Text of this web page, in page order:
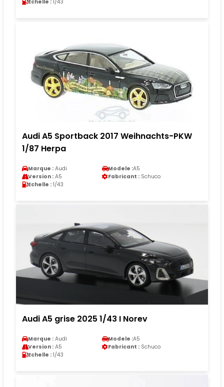
Echelle : 1/43
Audi A5 Sportback 2017 Weihnachts-PKW
1/87 Herpa
Marque : Audi Modele :A5
Version : A5 Fabricant : Schuco
Echelle : 1/43
Audi A5 grise 2025 1/43 I Norev
Marque : Audi Modele :A5
Version : A5 Fabricant : Schuco
Echelle : 1/43